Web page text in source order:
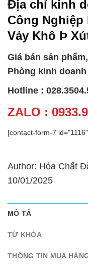
Địa chỉ kinh
Công Nghiệp
Vảy Khô Þ
Giá bán sản
Phòng kinh doanh
Hotline :
ZALO :
[contact-form-7
Author: Hóa Chất
10/01/2025
MÔ TẢ
TỪ KHÓA
THÔNG TIN MUA